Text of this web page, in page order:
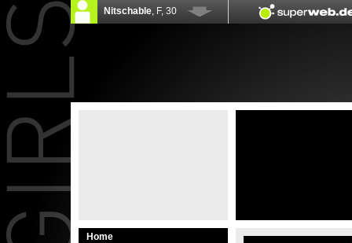
Home